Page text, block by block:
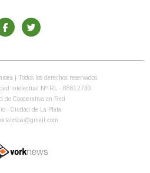
| Todos los derechos reservados
intelectual Nº RL - 88812730
de Cooperativa en Red
- Ciudad de La Plata